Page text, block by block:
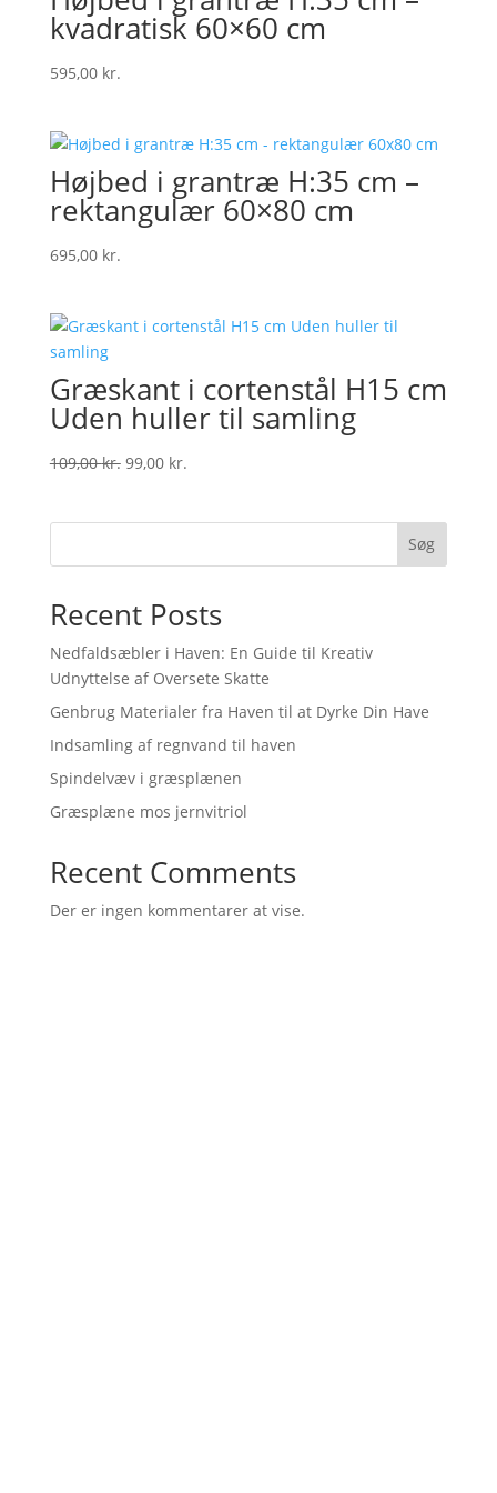
kvadratisk 60×60 cm
595,00 kr.
Højbed i grantræ H:35 cm –
rektangulær 60×80 cm
695,00 kr.
Græskant i cortenstål H15 cm
Uden huller til samling
109,00kr. Original
99,00 kr.Current
Søg
Recent Posts
Nedfaldsæbler i Haven: En Guide til Kreativ
Udnyttelse af Oversete Skatte
Genbrug Materialer fra Haven til at Dyrke Din Have
Indsamling af regnvand til haven
Spindelvæv i græsplænen
Græsplæne mos jernvitriol
Recent Comments
Der er ingen kommentarer at vise.